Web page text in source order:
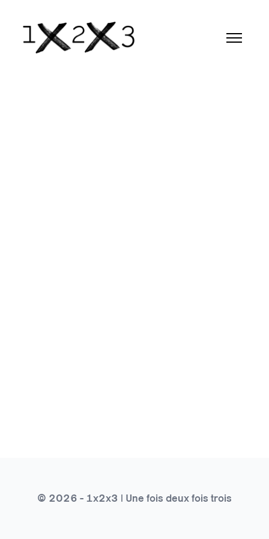
© 2026 - 1x2x3 | Une fois deux fois trois